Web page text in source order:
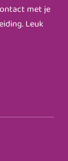
met je
Leuk